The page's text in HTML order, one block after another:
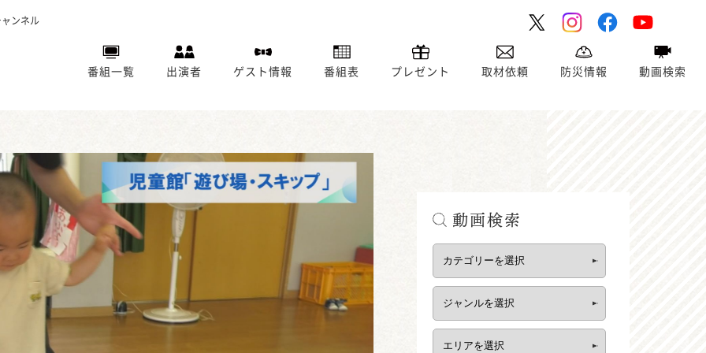
ンネル
番組一覧 出演者 ゲスト情報 番組表 プレゼント 取材依頼 防災情報 動画検索
動画検索